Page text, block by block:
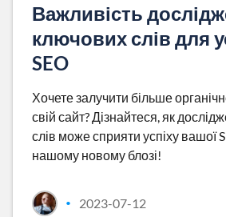
Важливість
ключових слів для
SEO
Хочете залучити більше
свій сайт? Дізнайтеся, як
слів може сприяти успіху вашої
нашому новому блозі!
• 2023-07-12